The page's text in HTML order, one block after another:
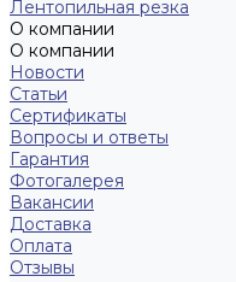
Лентопильная резка
О компании
О компании
Новости
Статьи
Сертификаты
Вопросы и ответы
Гарантия
Фотогалерея
Вакансии
Доставка
Оплата
Отзывы